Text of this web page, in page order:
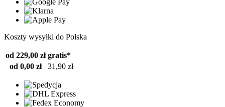
Koszty wysyłki do Polska
od 229,00 zł gratis*
od 0,00 zł
31,90 zł